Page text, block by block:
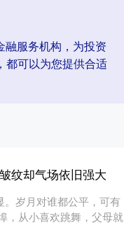
融服务机构，为投资
都可以为您提供合适
纹却气场依旧强大
岁月对谁都公平，可有
，从小喜欢跳舞，父母就